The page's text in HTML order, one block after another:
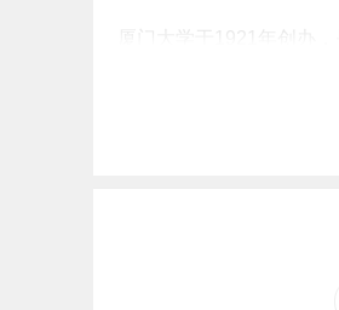
厦门大学于1921年创办
在海外建设独立校园的